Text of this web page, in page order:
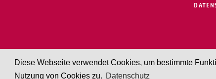
Diese Webseite verwendet Cookies, um bestimmte
Nutzung von Cookies zu. Datenschutz